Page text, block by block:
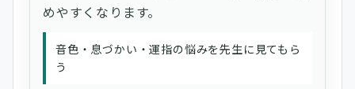
めやすくなります。
音色・息づかい・運指の悩みを先生に見てもら
う